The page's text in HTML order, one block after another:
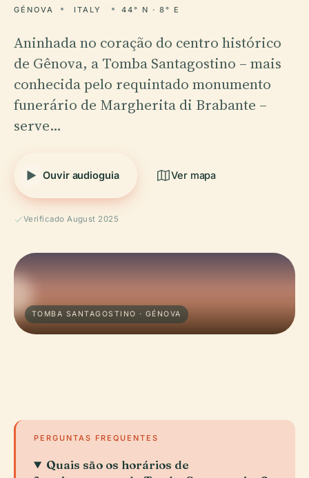
GÉNOVA ITALY 44° N · 8° E
Aninhada no coração do centro histórico
de Gênova, a Tomba Santagostino – mais
conhecida pelo requintado monumento
funerário de Margherita di Brabante –
serve…
Ouvir audioguia Ver mapa
Verificado August 2025
TOMBA SANTAGOSTINO · GÉNOVA
PERGUNTAS FREQUENTES
Quais são os horários de